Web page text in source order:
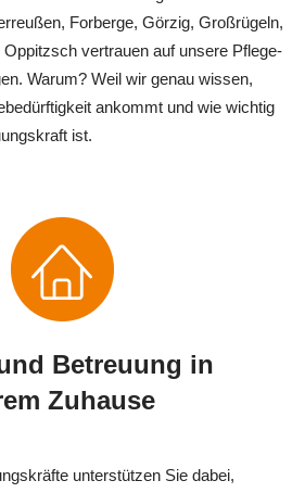
Forberge, Görzig, Großrügeln,
vertrauen auf unsere Pflege-
Warum? Weil wir genau wissen,
ankommt und wie wichtig
ist.
Betreuung in
Zuhause
unterstützen Sie dabei,